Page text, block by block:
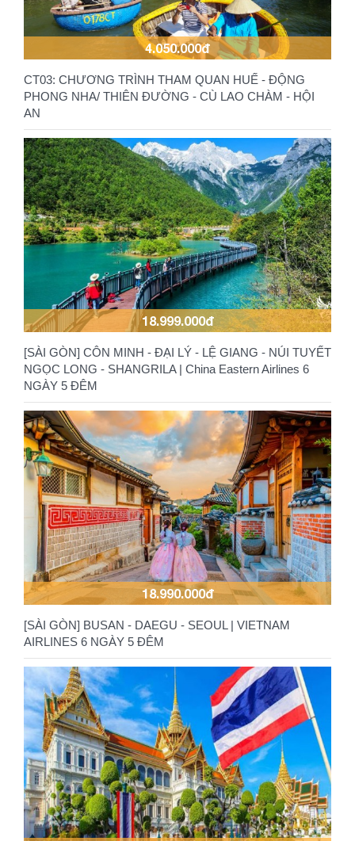
4.050.000đ
CT03: CHƯƠNG TRÌNH THAM QUAN HUẾ - ĐỘNG
PHONG NHA/ THIÊN ĐƯỜNG - CÙ LAO CHÀM - HỘI
AN
18.999.000đ
[SÀI GÒN] CÔN MINH - ĐẠI LÝ - LỆ GIANG - NÚI TUYẾT
NGỌC LONG - SHANGRILA | China Eastern Airlines 6
NGÀY 5 ĐÊM
18.990.000đ
[SÀI GÒN] BUSAN - DAEGU - SEOUL | VIETNAM
AIRLINES 6 NGÀY 5 ĐÊM